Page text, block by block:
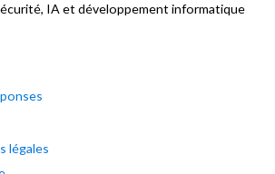
IA et développement informatique
légales